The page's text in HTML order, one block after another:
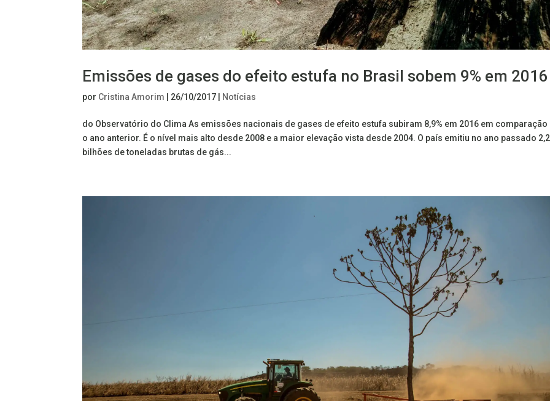
Emissões de gases do efeito estufa no Brasil sobem 9% em 2016
por Cristina Amorim 26/10/2017 Notícias
do Observatório do Clima As emissões nacionais de gases de efeito estufa subiram 8,9% em 2016 em
o ano anterior. É o nível mais alto desde 2008 e a maior elevação vista desde 2004. O país emitiu no ano passado
bilhões de toneladas brutas de gás...